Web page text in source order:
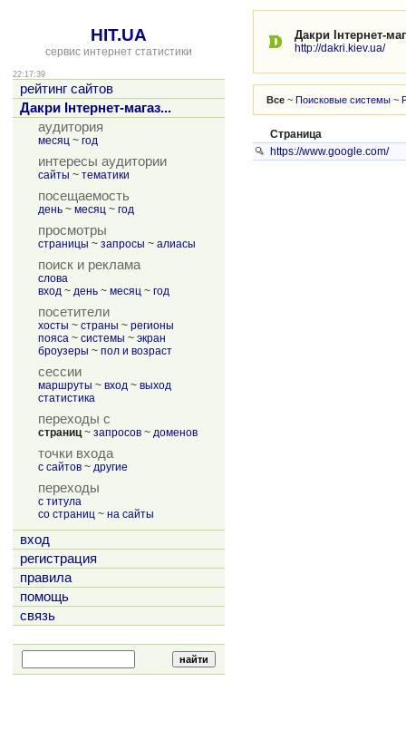
HIT.UA
сервис интернет статистики
22:17:39
рейтинг сайтов
Дакри Інтернет-магаз...
аудитория
месяц ~ год
интересы аудитории
сайты ~ тематики
посещаемость
день ~ месяц ~ год
просмотры
страницы ~ запросы ~ алиасы
поиск и реклама
слова
вход ~ день ~ месяц ~ год
посетители
хосты ~ страны ~ регионы
пояса ~ системы ~ экран
броузеры ~ пол и возраст
сессии
маршруты ~ вход ~ выход
статистика
переходы с
страниц~ запросов ~ доменов
точки входа
с сайтов ~ другие
переходы
с титула
со страниц ~ на сайты
вход
регистрация
правила
помощь
связь
Дакри Інтернет-
http://dakri.kiev.ua/
Все ~ Поисковые системы ~
Страница
https://www.google.com/